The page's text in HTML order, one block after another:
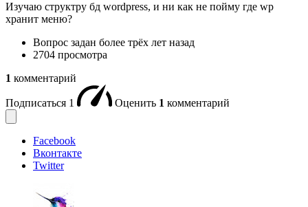
Изучаю структру бд wordpress, и ни как не пойму где wp
хранит меню?
Вопрос задан более трёх лет назад
2704 просмотра
1 комментарий
Подписаться 1 Оценить 1 комментарий
Facebook
Вконтакте
Twitter